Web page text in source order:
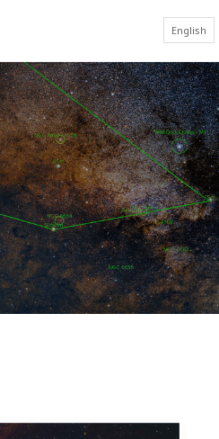
English